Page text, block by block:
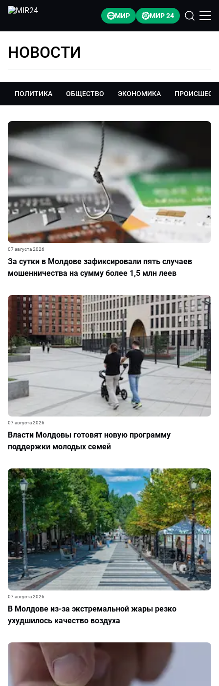
МИР МИР 24
НОВОСТИ
ПОЛИТИКА ОБЩЕСТВО ЭКОНОМИКА
За сутки в Молдове зафиксировали пять случаев
мошенничества на сумму более 1,5 млн леев
07 августа 2026
Власти Молдовы готовят новую программу
поддержки молодых семей
07 августа 2026
В Молдове из-за экстремальной жары резко
ухудшилось качество воздуха
07 августа 2026